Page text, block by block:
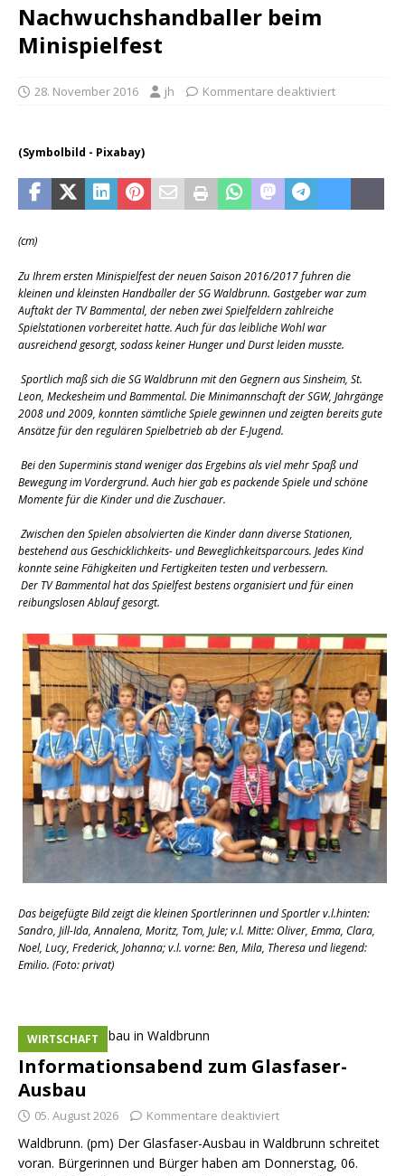
Nachwuchshandballer beim
Minispielfest
28. November 2016 jh Kommentare deaktiviert
(Symbolbild - Pixabay)
(cm)
Zu Ihrem ersten Minispielfest der neuen Saison 2016/2017 fuhren die
kleinen und kleinsten Handballer der SG Waldbrunn. Gastgeber war zum
Auftakt der TV Bammental, der neben zwei Spielfeldern zahlreiche
Spielstationen vorbereitet hatte. Auch für das leibliche Wohl war
ausreichend gesorgt, sodass keiner Hunger und Durst leiden musste.
Sportlich maß sich die SG Waldbrunn mit den Gegnern aus Sinsheim, St.
Leon, Meckesheim und Bammental. Die Minimannschaft der SGW, Jahrgänge
2008 und 2009, konnten sämtliche Spiele gewinnen und zeigten bereits gute
Ansätze für den regulären Spielbetrieb ab der E-Jugend.
Bei den Superminis stand weniger das Ergebins als viel mehr Spaß und
Bewegung im Vordergrund. Auch hier gab es packende Spiele und schöne
Momente für die Kinder und die Zuschauer.
Zwischen den Spielen absolvierten die Kinder dann diverse Stationen,
bestehend aus Geschicklichkeits- und Beweglichkeitsparcours. Jedes Kind
konnte seine Fähigkeiten und Fertigkeiten testen und verbessern.
Der TV Bammental hat das Spielfest bestens organisiert und für einen
reibungslosen Ablauf gesorgt.
Das beigefügte Bild zeigt die kleinen Sportlerinnen und Sportler v.l.hinten:
Sandro, Jill-Ida, Annalena, Moritz, Tom, Jule; v.l. Mitte: Oliver, Emma, Clara,
Noel, Lucy, Frederick, Johanna; v.l. vorne: Ben, Mila, Theresa und liegend:
Emilio. (Foto: privat)
Informationsabend zum Glasfaser-
Ausbau
WIRTSCHAFT
05. August 2026 Kommentare deaktiviert
Waldbrunn. (pm) Der Glasfaser-Ausbau in Waldbrunn schreitet
voran. Bürgerinnen und Bürger haben am Donnerstag, 06.